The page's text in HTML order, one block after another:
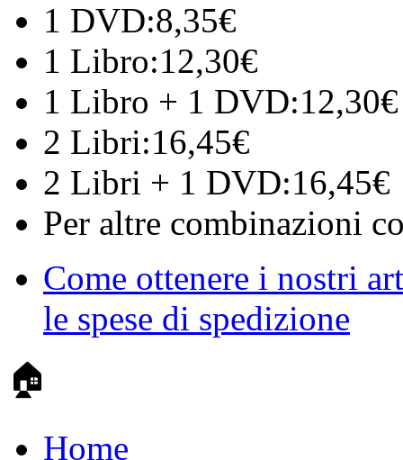
1 DVD:8,35€
1 Libro:12,30€
1 Libro + 1 DVD:12,30€
2 Libri:16,45€
2 Libri + 1 DVD:16,45€
Per altre combinazioni
Come ottenere i nostri
le spese di spedizione
🏠
Home